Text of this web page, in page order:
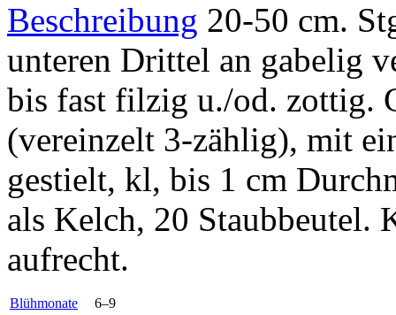
Beschreibung 20-50 cm.
unteren Drittel an gabelig
bis fast filzig u./od. zottig.
(vereinzelt 3-zählig), mit
gestielt, kl, bis 1 cm
als Kelch, 20 Staubbeutel.
aufrecht.
Blühmonate
6–9